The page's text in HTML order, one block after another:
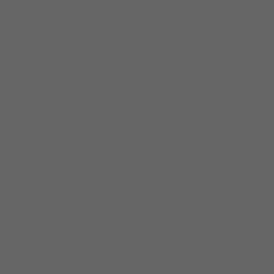
danych na podstawie
zbierane są przez naszych
ich przetwarzania. Możesz
praw wymienionych